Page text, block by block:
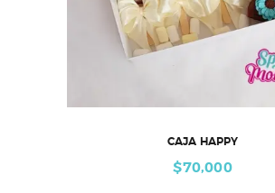
CAJA HAPPY
$70,000